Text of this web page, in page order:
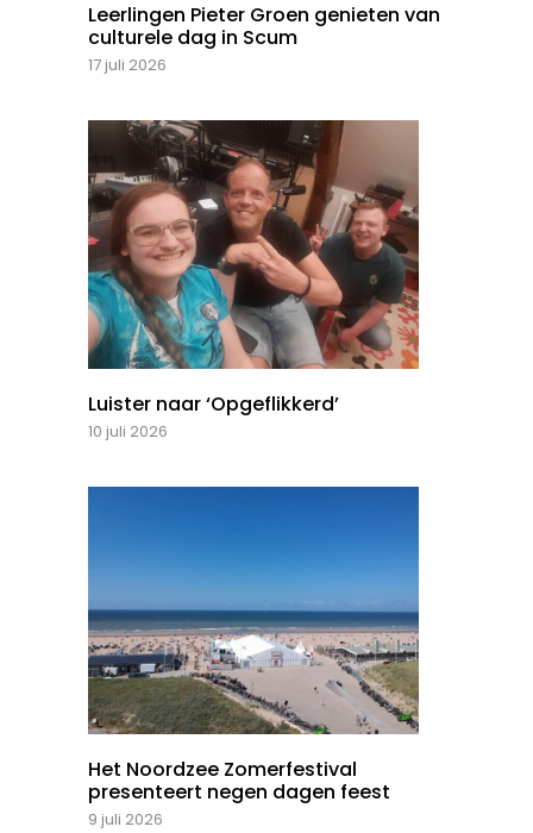
Leerlingen Pieter Groen genieten van
culturele dag in Scum
17 juli 2026
Luister naar ‘Opgeflikkerd’
10 juli 2026
Het Noordzee Zomerfestival
presenteert negen dagen feest
9 juli 2026